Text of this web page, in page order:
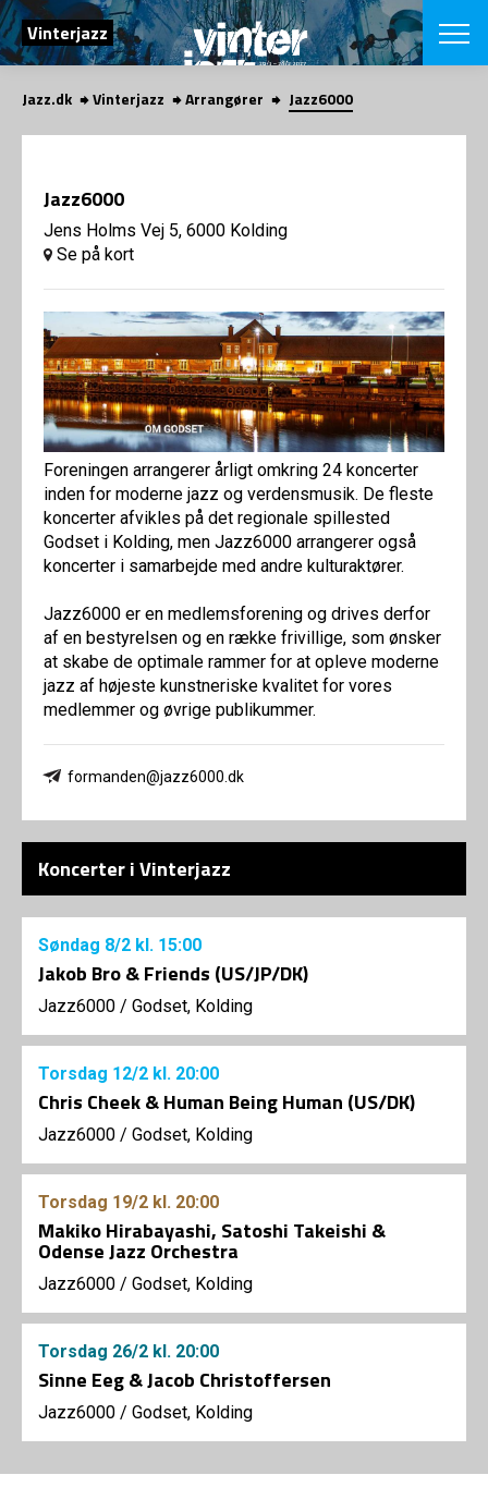
SØG
Vinterjazz
App
App
Presse/
Om
Om
Kontakt
Om fonden
Om
SHOP
Jazz.dk Vinterjazz Arrangører Jazz6000
Jazz6000
Jens Holms Vej 5, 6000 Kolding
Se på kort
Foreningen arrangerer årligt omkring 24 koncerter
inden for moderne jazz og verdensmusik. De fleste
koncerter afvikles på det regionale spillested
Godset i Kolding, men Jazz6000 arrangerer også
koncerter i samarbejde med andre kulturaktører.
Jazz6000 er en medlemsforening og drives derfor
af en bestyrelsen og en række frivillige, som ønsker
at skabe de optimale rammer for at opleve moderne
jazz af højeste kunstneriske kvalitet for vores
medlemmer og øvrige publikummer.
formanden@jazz6000.dk
Koncerter i Vinterjazz
Søndag 8/2 kl. 15:00
Jakob Bro & Friends (US/JP/DK)
Jazz6000 / Godset, Kolding
Torsdag 12/2 kl. 20:00
Chris Cheek & Human Being Human (US/DK)
Jazz6000 / Godset, Kolding
Torsdag 19/2 kl. 20:00
Makiko Hirabayashi, Satoshi Takeishi &
Odense Jazz Orchestra
Jazz6000 / Godset, Kolding
Torsdag 26/2 kl. 20:00
Sinne Eeg & Jacob Christoffersen
Jazz6000 / Godset, Kolding